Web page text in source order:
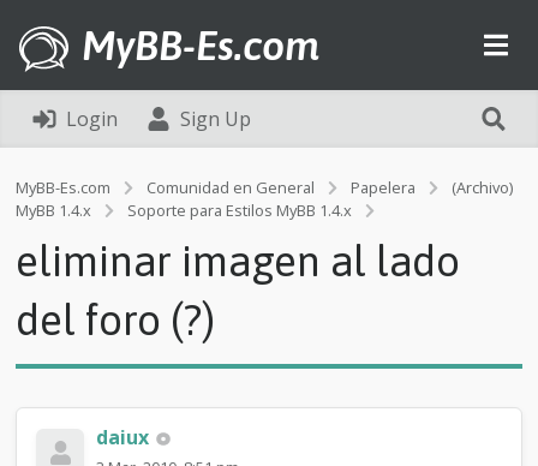
MyBB-Es.com
Login Sign Up
MyBB-Es.com Comunidad en General Papelera
(Archivo)
MyBB 1.4.x
Soporte para Estilos MyBB 1.4.x
m
r
m
eliminar imagen al lado
del foro (?)
daiux